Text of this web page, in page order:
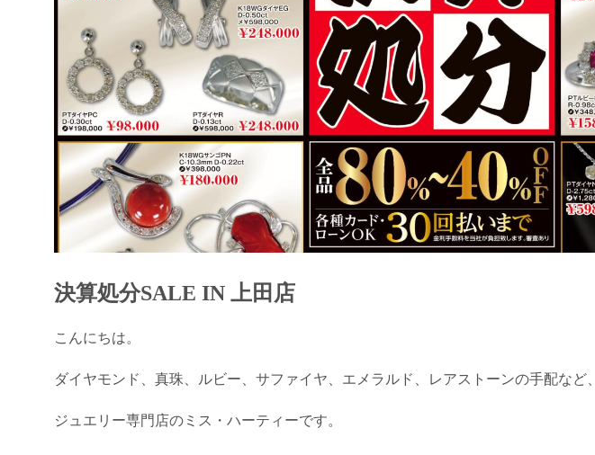
決算処分SALE IN 上田店
こんにちは。
ダイヤモンド、真珠、ルビー、サファイヤ、エメラルド、レアストーンの手配など、
ジュエリー専門店のミス・ハーティーです。